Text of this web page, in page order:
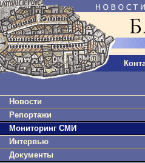
Новости
Репортажи
Мониторинг СМИ
Интервью
Документы